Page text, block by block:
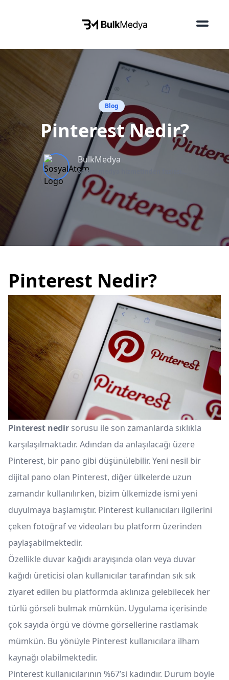
Blog
Pinterest Nedir?
BulkMedya
Sosyal medya hizmetinden fazlası...
Pinterest Nedir?
Pinterest nedir sorusu ile son zamanlarda sıklıkla
karşılaşılmaktadır. Adından da anlaşılacağı üzere
Pinterest, bir pano gibi düşünülebilir. Yeni nesil bir
dijital pano olan Pinterest, diğer ülkelerde uzun
zamandır kullanılırken, bizim ülkemizde ismi yeni
duyulmaya başlamıştır. Pinterest kullanıcıları ilgilerini
çeken fotoğraf ve videoları bu platform üzerinden
paylaşabilmektedir.
Özellikle duvar kağıdı arayışında olan veya duvar
kağıdı üreticisi olan kullanıcılar tarafından sık sık
ziyaret edilen bu platformda aklınıza gelebilecek her
türlü görseli bulmak mümkün. Uygulama içerisinde
çok sayıda örgü ve dövme görsellerine rastlamak
mümkün. Bu yönüyle Pinterest kullanıcılara ilham
kaynağı olabilmektedir.
Pinterest kullanıcılarının %67’si kadındır. Durum böyle